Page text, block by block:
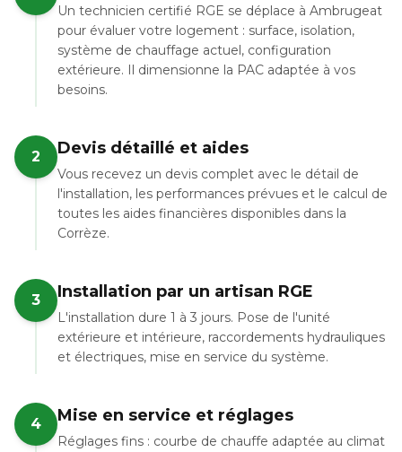
Un technicien certifié RGE se déplace à Ambrugeat
pour évaluer votre logement : surface, isolation,
système de chauffage actuel, configuration
extérieure. Il dimensionne la PAC adaptée à vos
besoins.
2 Devis détaillé et aides
Vous recevez un devis complet avec le détail de
l'installation, les performances prévues et le calcul de
toutes les aides financières disponibles dans la
Corrèze.
3 Installation par un artisan RGE
L'installation dure 1 à 3 jours. Pose de l'unité
extérieure et intérieure, raccordements hydrauliques
et électriques, mise en service du système.
4 Mise en service et réglages
Réglages fins : courbe de chauffe adaptée au climat